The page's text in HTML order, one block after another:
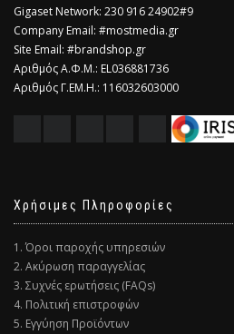
Gigaset Network: 230 916 24902#9
Company Email: #mostmedia.gr
Site Email: #brandshop.gr
Αριθμός Α.Φ.Μ.: EL036881736
Αριθμός Γ.ΕΜ.Η.: 116032603000
Χρήσιμες Πληροφορίες
1. Όροι παροχής υπηρεσιών
2. Ακύρωση παραγγελίας
3. Συχνές ερωτήσεις (FAQs)
4. Πολιτική επιστροφών
5. Εγγύηση Προϊόντων